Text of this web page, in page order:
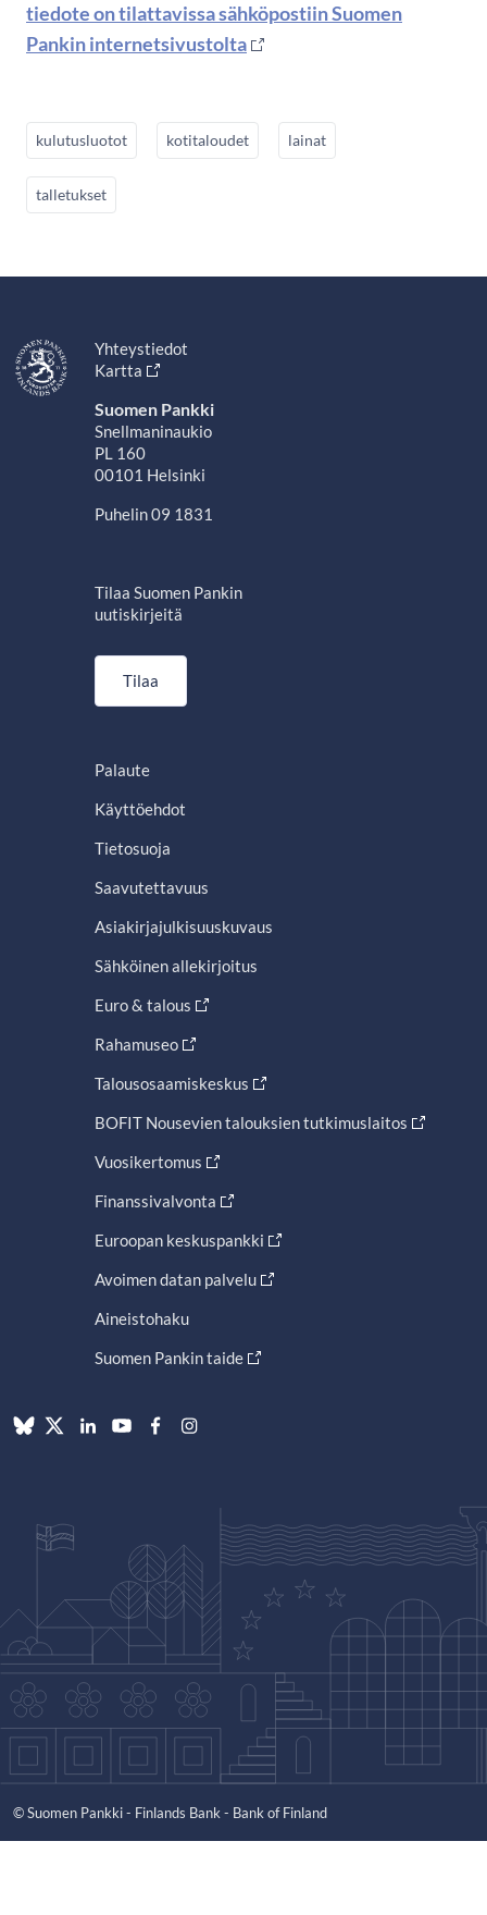
tiedote on tilattavissa sähköpostiin Suomen
Pankin internetsivustolta
kulutusluotot kotitaloudet lainat
talletukset
Yhteystiedot
Kartta
Suomen Pankki
Snellmaninaukio
PL 160
00101 Helsinki
Puhelin 09 1831
Tilaa Suomen Pankin
uutiskirjeitä
Tilaa
Palaute
Käyttöehdot
Tietosuoja
Saavutettavuus
Asiakirjajulkisuuskuvaus
Sähköinen allekirjoitus
Euro & talous
Rahamuseo
Talousosaamiskeskus
BOFIT Nousevien talouksien tutkimuslaitos
Vuosikertomus
Finanssivalvonta
Euroopan keskuspankki
Avoimen datan palvelu
Aineistohaku
Suomen Pankin taide
© Suomen Pankki - Finlands Bank - Bank of Finland